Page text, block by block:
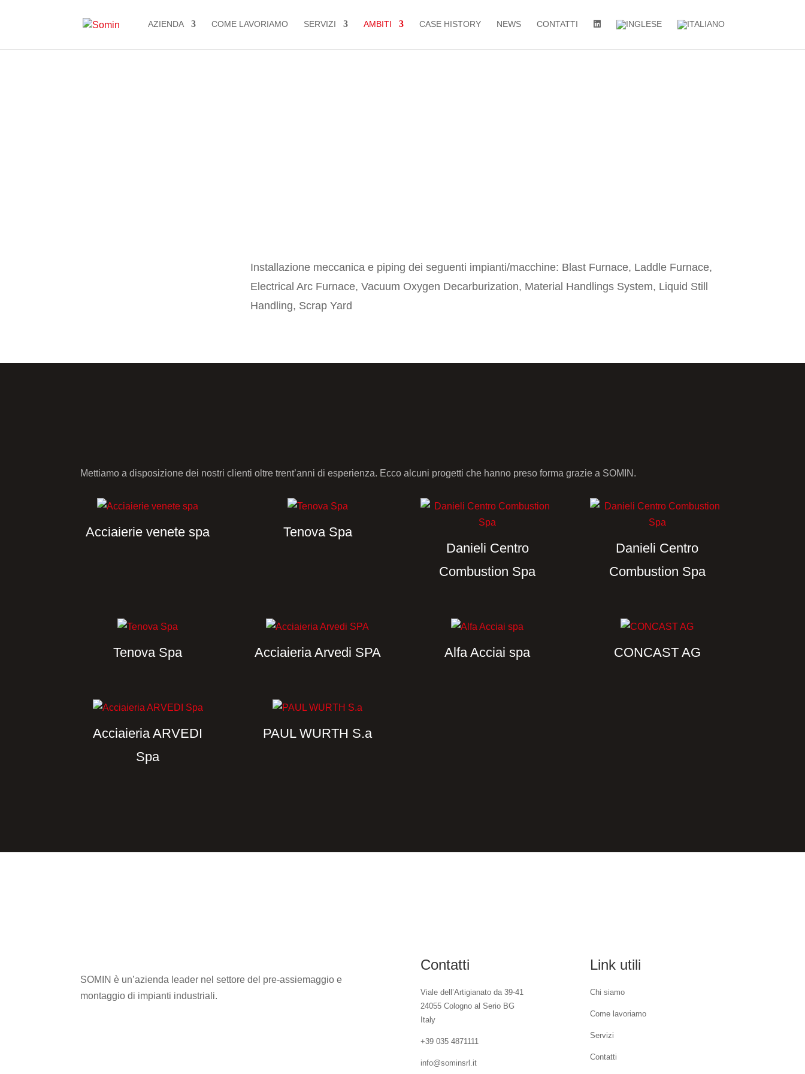
AZIENDA COME LAVORIAMO SERVIZI AMBITI CASE HISTORY NEWS CONTATTI
Installazione meccanica e piping dei seguenti impianti/macchine: Blast Furnace, Laddle Furnace,
Electrical Arc Furnace, Vacuum Oxygen Decarburization, Material Handlings System, Liquid Still
Handling, Scrap Yard
Mettiamo a disposizione dei nostri clienti oltre trent’anni di esperienza. Ecco alcuni progetti che hanno preso forma grazie a SOMIN.
Acciaierie venete spa
Tenova Spa
Danieli Centro
Combustion Spa
Danieli Centro
Combustion Spa
Tenova Spa Acciaieria Arvedi SPA Alfa Acciai spa CONCAST AG
Acciaieria ARVEDI
Spa
PAUL WURTH S.a
SOMIN è un’azienda leader nel settore del pre-assiemaggio e
montaggio di impianti industriali.
Contatti
Viale dell’Artigianato da 39-41
24055 Cologno al Serio BG
Italy
+39 035 4871111
info@sominsrl.it
Link utili
Chi siamo
Come lavoriamo
Servizi
Contatti